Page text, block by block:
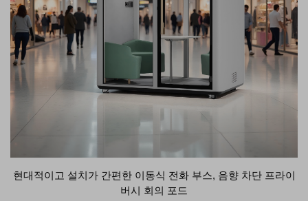
현대적이고 설치가 간편한 이동식 전화 부스, 음향 차단 프라이
버시 회의 포드